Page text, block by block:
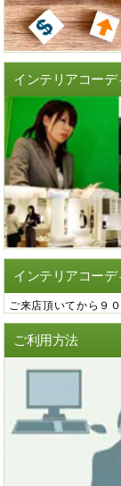
インテリアコーデ
インテリアコー
ご来店頂いてから９
ご利用方法